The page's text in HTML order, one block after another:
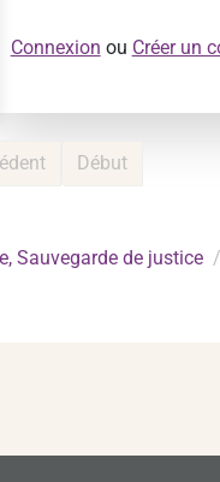
Connexion ou Créer un
Début
Sauvegarde de justice